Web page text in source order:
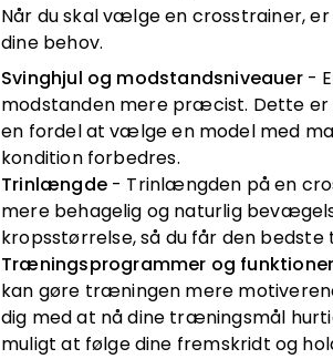
Når du skal vælge en crosstrainer,
dine behov.
Svinghjul og modstandsniveauer-
modstanden mere præcist. Dette er
en fordel at vælge en model med
kondition forbedres.
Trinlængde - Trinlængden på en
mere behagelig og naturlig
kropsstørrelse, så du får den
Træningsprogrammer og funktioner
kan gøre træningen mere
dig med at nå dine træningsmål
muligt at følge dine fremskridt og